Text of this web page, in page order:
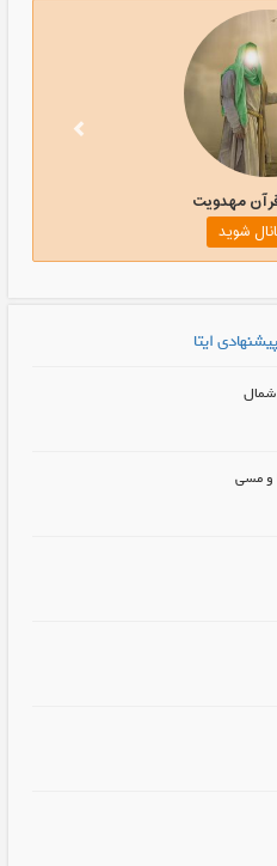
قرآن مهدویت
شوید
ایتا
شمال
و مسی